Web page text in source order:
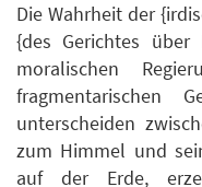
Die Wahrheit der
{des Gerichtes
moralischen
fragmentarischen
unterscheiden
zum Himmel und
auf der Erde,